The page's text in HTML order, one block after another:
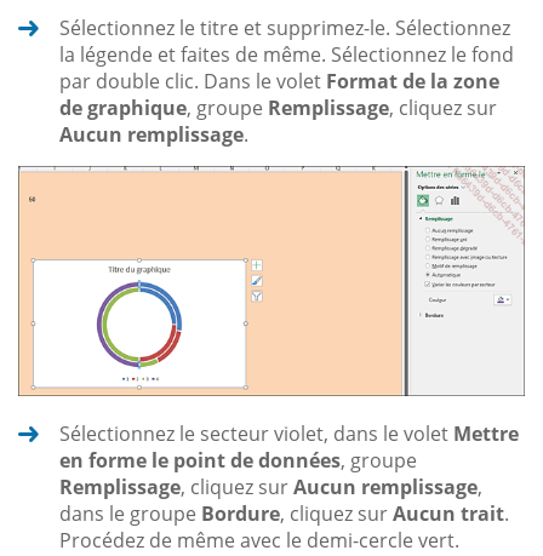
Sélectionnez le titre et supprimez-le. Sélectionnez
la légende et faites de même. Sélectionnez le fond
par double clic. Dans le volet Format de la zone
de graphique, groupe Remplissage, cliquez sur
Aucun remplissage.
Sélectionnez le secteur violet, dans le volet Mettre
en forme le point de données, groupe
Remplissage, cliquez surAucun remplissage,
dans le groupe Bordure, cliquez surAucun trait.
Procédez de même avec le demi-cercle vert.